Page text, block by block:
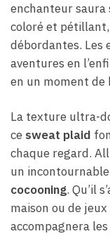
enchanteur saura
coloré et
débordantes. Les
aventures en
en un moment de
La texture ultra-
ce sweat plaid
chaque regard.
un
cocooning. Qu’il
maison ou de
accompagnera